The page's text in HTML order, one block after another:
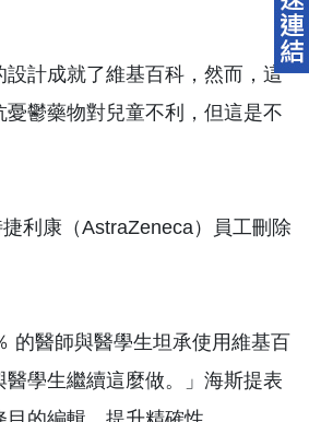
計成就了維基百科，然而，這
鬱藥物對兒童不利，但這是不
利康（AstraZeneca）員工刪除
的醫師與醫學生坦承使用維基百
學生繼續這麼做。」海斯提表